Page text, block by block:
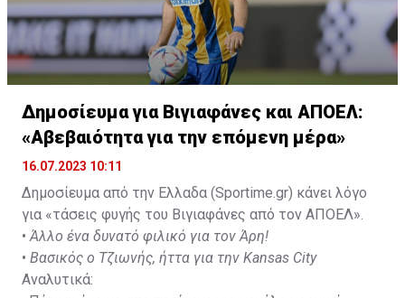
Δημοσίευμα για Βιγιαφάνες και ΑΠΟΕΛ:
«Αβεβαιότητα για την επόμενη μέρα»
16.07.2023 10:11
Δημοσίευμα από την Ελλαδα (Sportime.gr) κάνει λόγο
για «τάσεις φυγής του Βιγιαφάνες από τον ΑΠΟΕΛ».
• Άλλο ένα δυνατό φιλικό για τον Άρη!
• Βασικός ο Τζιωνής, ήττα για την Kansas City
Αναλυτικά: